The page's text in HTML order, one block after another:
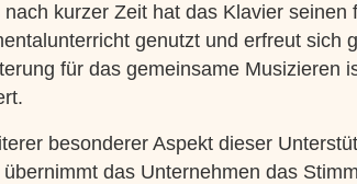
nach kurzer Zeit hat das Klavier
genutzt und erfreut sich
für das gemeinsame Musizieren
besonderer Aspekt dieser
das Unternehmen das